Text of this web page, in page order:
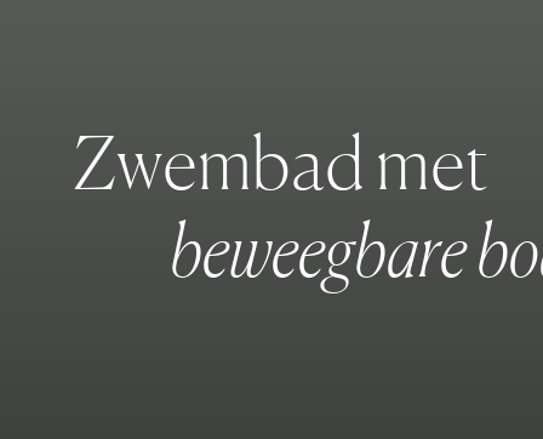
Zwembadmet
beweegbarebo